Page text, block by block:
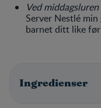
Ved middagsluren
Server Nestlé
barnet ditt like før
Ingredienser